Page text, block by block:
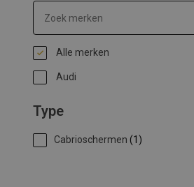
Alle merken
Audi
Type
Cabrioschermen (1)